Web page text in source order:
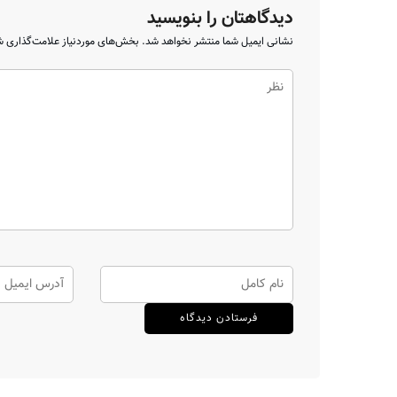
دیدگاهتان را بنویسید
نشانی ایمیل شما منتشر نخواهد شد. بخش‌های موردنیاز علامت‌گذاری